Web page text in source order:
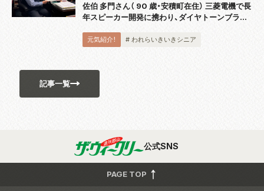
佐伯 多門さん（ 90 歳・安積町在住） 三菱電機で長
年スピーカー開発に携わり、ダイヤトーンブラン
に『スピーカー技術の 100 年』完結巻を出版し、
2018 年から続く全 5...
元気紹介！ # われらいきいきシニア
記事一覧
公式SNS
PAGE TOP